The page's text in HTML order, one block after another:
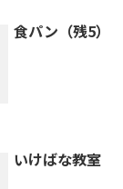
食パン（残5）
いけばな教室